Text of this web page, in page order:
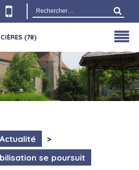
Rechercher :
(78)
Actualité
>
se poursuit